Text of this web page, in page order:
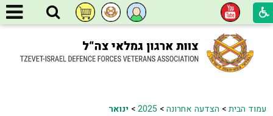
עמוד הבית> הצדעה אחרונה>
2025
>ינואר